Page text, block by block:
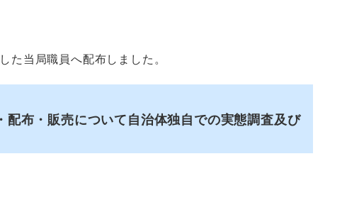
た当局職員へ配布しました。
布・販売について自治体独自での実態調査及び